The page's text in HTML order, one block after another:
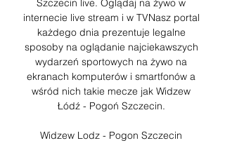
Szczecin live. Oglądaj na żywo w
internecie live stream i w TVNasz portal
każdego dnia prezentuje legalne
sposoby na oglądanie najciekawszych
wydarzeń sportowych na żywo na
ekranach komputerów i smartfonów a
wśród nich takie mecze jak Widzew
Łódź - Pogoń Szczecin.
Widzew Lodz - Pogon Szczecin